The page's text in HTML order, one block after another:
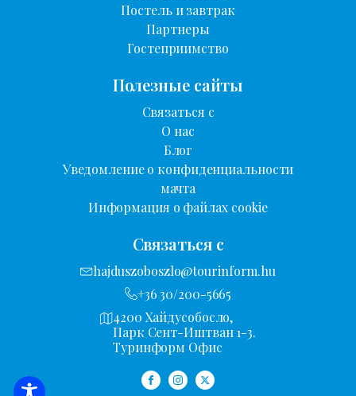
Постель и завтрак
Партнеры
Гостеприимство
Полезные сайты
Связаться с
О нас
Блог
Уведомление о конфиденциальности
мачта
Информация о файлах cookie
Связаться с
hajduszoboszlo@tourinform.hu
+36 30/200-5665
4200 Хайдусобосло,
Парк Сент-Иштван 1-3.
Туринформ Офис